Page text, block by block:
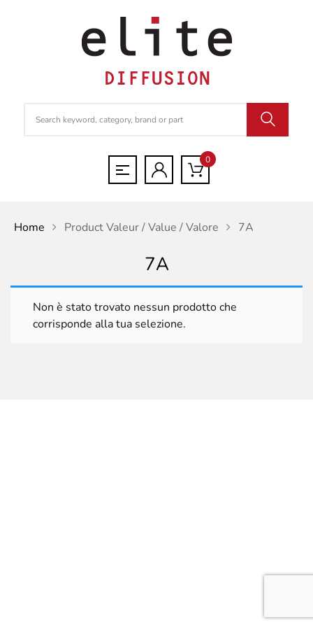
0
Home Product Valeur / Value / Valore 7A
7A
Non è stato trovato nessun prodotto che
corrisponde alla tua selezione.